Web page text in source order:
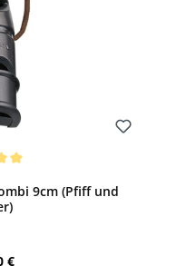
9cm (Pfiff und
Preis:
€